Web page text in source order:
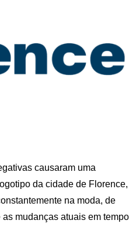
causaram uma
da cidade de Florence,
na moda, de
mudanças atuais em tempo